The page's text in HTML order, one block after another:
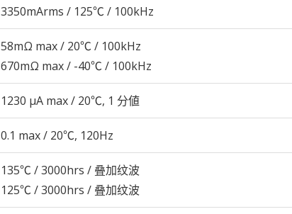
3350mArms / 125℃ / 100kHz
58mΩ max / 20℃ / 100kHz
670mΩ max / -40℃ / 100kHz
1230 μA max / 20℃, 1 分値
0.1 max / 20℃, 120Hz
135℃ / 3000hrs / 叠加纹波
125℃ / 3000hrs / 叠加纹波